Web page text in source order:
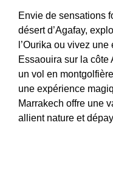
Envie de sensations
désert d’Agafay,
l’Ourika ou vivez
Essaouira sur la côte
un vol en
une expérience
Marrakech offre une
allient nature et